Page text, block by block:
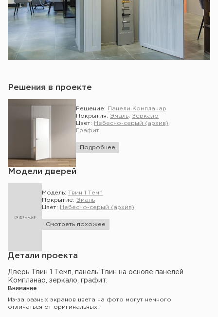
Решения в проекте
Решение:
Панели Компланар
Покрытия: Эмаль
Зеркало
Цвет:
Небесно-серый (архив)
Графит
Подробнее
Модели дверей
Модель: Твин 1 Темп
Покрытие: Эмаль
Цвет:
Небесно-серый (архив)
Смотреть похожее
Детали проекта
Дверь Твин 1 Темп, панель Твин на основе панелей
Компланар, зеркало, графит.
Внимание
Из-за разных экранов цвета на фото могут немного
отличаться от оригинальных.